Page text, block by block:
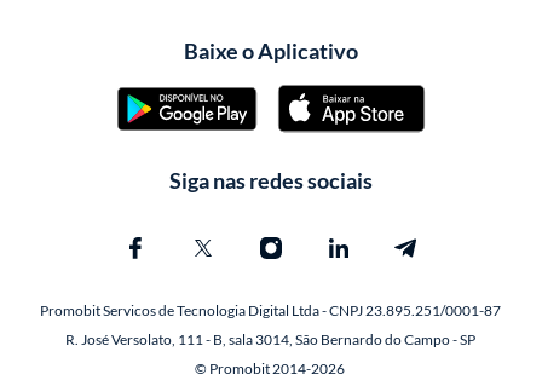
Baixe o Aplicativo
Siga nas redes sociais
Promobit Servicos de Tecnologia Digital Ltda - CNPJ 23.895.251/0001-87
R. José Versolato, 111 - B, sala 3014, São Bernardo do Campo - SP
© Promobit 2014-2026